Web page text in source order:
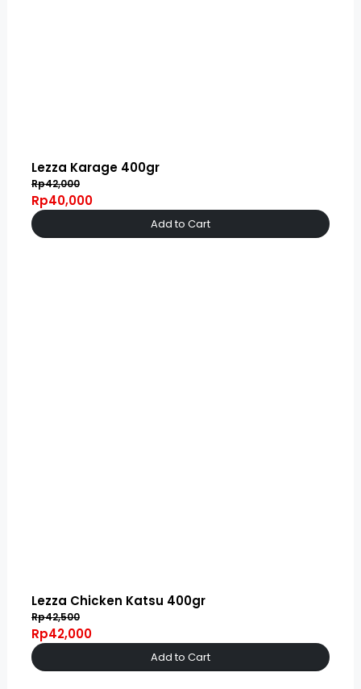
Lezza Karage 400gr
Rp42,000
Rp40,000
Add to Cart
Lezza Chicken Katsu 400gr
Rp42,500
Rp42,000
Add to Cart